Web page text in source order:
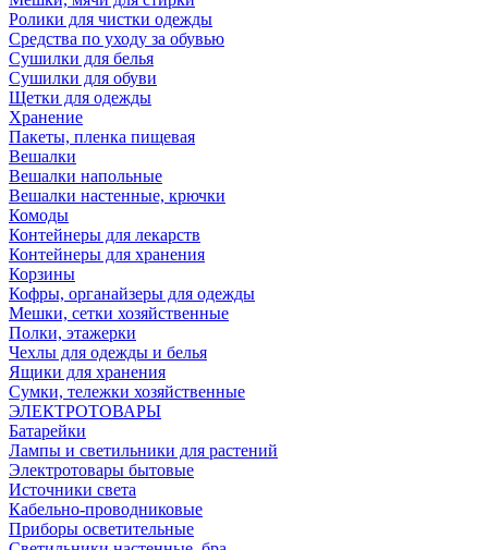
Ролики для чистки одежды
Средства по уходу за обувью
Сушилки для белья
Сушилки для обуви
Щетки для одежды
Хранение
Пакеты, пленка пищевая
Вешалки
Вешалки напольные
Вешалки настенные, крючки
Комоды
Контейнеры для лекарств
Контейнеры для хранения
Корзины
Кофры, органайзеры для одежды
Мешки, сетки хозяйственные
Полки, этажерки
Чехлы для одежды и белья
Ящики для хранения
Сумки, тележки хозяйственные
ЭЛЕКТРОТОВАРЫ
Батарейки
Лампы и светильники для растений
Электротовары бытовые
Источники света
Кабельно-проводниковые
Приборы осветительные